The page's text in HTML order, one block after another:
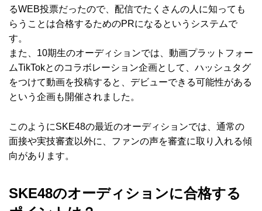
るWEB投票だったので、配信でたくさんの人に知っても
らうことは合格するためのPRになるというシステムで
す。
また、10期生のオーディションでは、動画プラットフォー
ムTikTokとのコラボレーション企画として、ハッシュタグ
をつけて動画を投稿すると、デビューできる可能性がある
という企画も開催されました。
このようにSKE48の最近のオーディションでは、通常の
面接や実技審査以外に、ファンの声を審査に取り入れる傾
向があります。
SKE48のオーディションに合格する